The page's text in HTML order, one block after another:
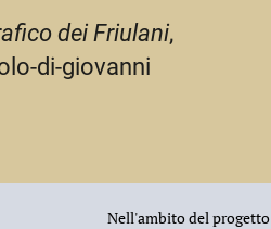
dei Friulani,
di-giovanni
Nell'ambito del progetto